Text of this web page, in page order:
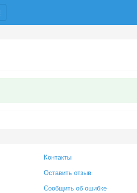
Контакты
Оставить отзыв
Сообщить об ошибке